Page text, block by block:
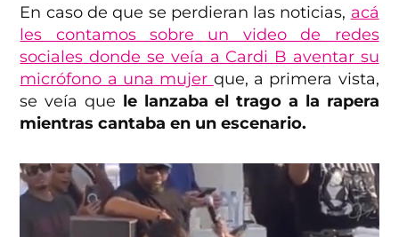
En caso de que se perdieran las noticias, acá
les contamos sobre un video de redes
sociales donde se veía a Cardi B aventar su
micrófono a una mujer que, a primera vista,
se veía que le lanzaba el trago a la rapera
mientras cantaba en un escenario.